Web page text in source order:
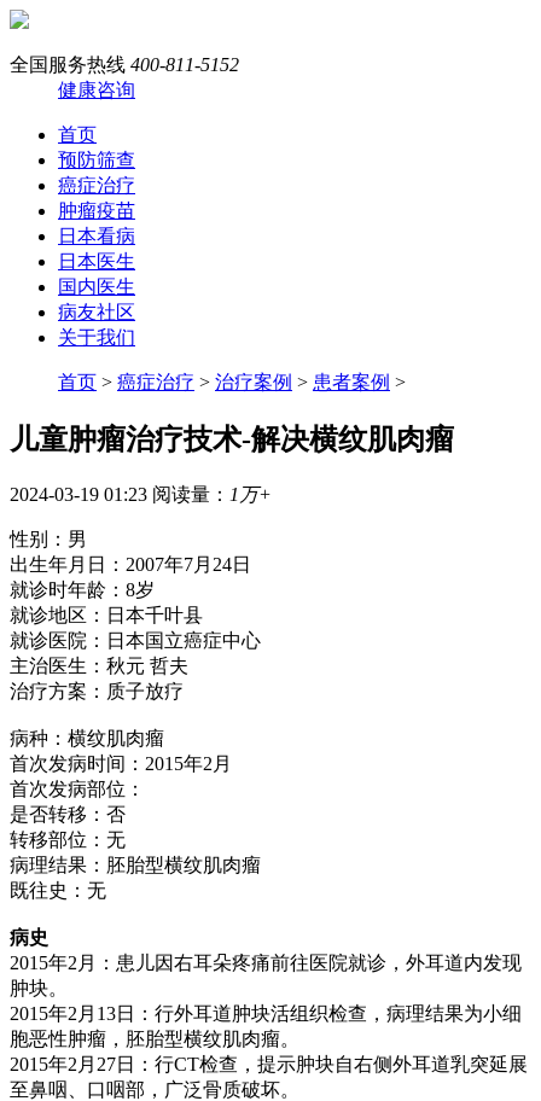
全国服务热线 400-811-5152
健康咨询
首页
预防筛查
癌症治疗
肿瘤疫苗
日本看病
日本医生
国内医生
病友社区
关于我们
首页 > 癌症治疗 > 治疗案例 > 患者案例 >
儿童肿瘤治疗技术-解决横纹肌肉瘤
2024-03-19 01:23 阅读量： 1万+
性别：男
出生年月日：2007年7月24日
就诊时年龄：8岁
就诊地区：日本千叶县
就诊医院：日本国立癌症中心
主治医生：秋元 哲夫
治疗方案：质子放疗
病种：横纹肌肉瘤
首次发病时间：2015年2月
首次发病部位：
是否转移：否
转移部位：无
病理结果：胚胎型横纹肌肉瘤
既往史：无
病史
2015年2月：患儿因右耳朵疼痛前往医院就诊，外耳道内发现
肿块。
2015年2月13日：行外耳道肿块活组织检查，病理结果为小细
胞恶性肿瘤，胚胎型横纹肌肉瘤。
2015年2月27日：行CT检查，提示肿块自右侧外耳道乳突延展
至鼻咽、口咽部，广泛骨质破坏。